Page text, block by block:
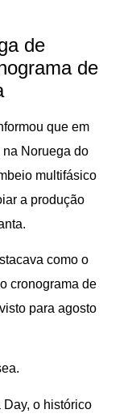
de
de
que em
Noruega do
multifásico
a produção
como o
cronograma de
para agosto
Day, o histórico